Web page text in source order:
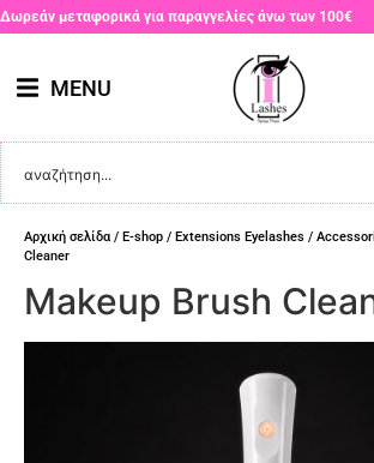
Δωρεάν μεταφορικά για παραγγελίες άνω των 100€
MENU
Αρχική σελίδα / E-shop / Extensions Eyelashes /
Cleaner
Makeup Brush